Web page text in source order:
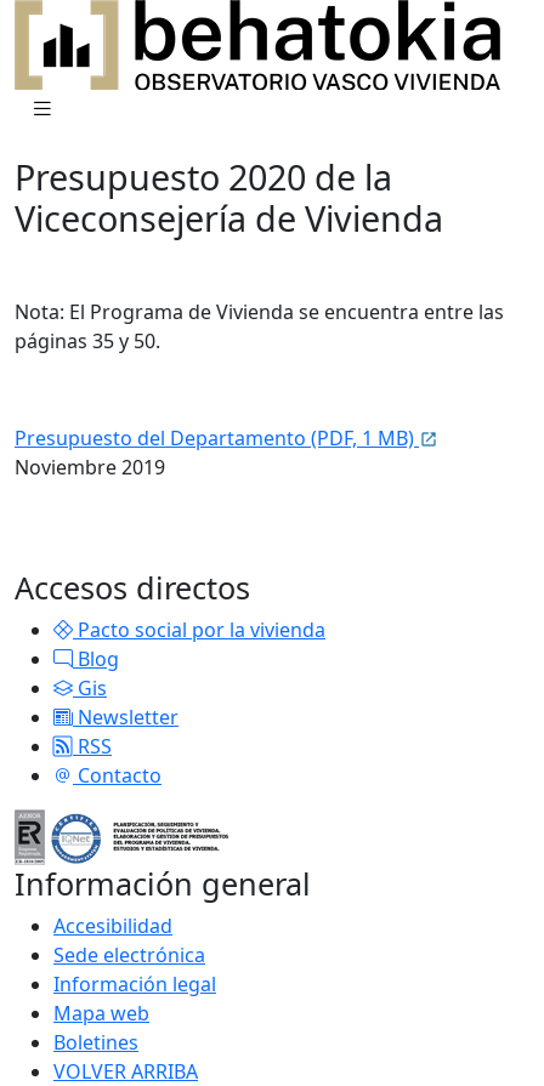
Presupuesto 2020 de la
Viceconsejería de Vivienda
Nota: El Programa de Vivienda se encuentra entre las
páginas 35 y 50.
Presupuesto del Departamento (PDF, 1 MB)
Noviembre 2019
Accesos directos
Pacto social por la vivienda
Blog
Gis
Newsletter
RSS
Contacto
Información general
Accesibilidad
Sede electrónica
Información legal
Mapa web
Boletines
VOLVER ARRIBA